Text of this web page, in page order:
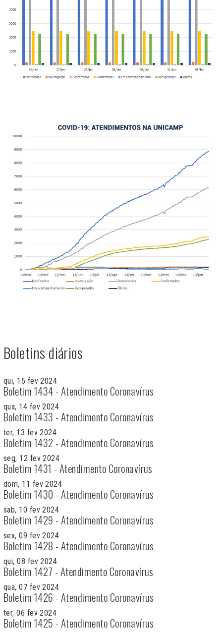
Boletins diários
qui, 15 fev 2024
Boletim 1434 - Atendimento Coronavírus
qua, 14 fev 2024
Boletim 1433 - Atendimento Coronavírus
ter, 13 fev 2024
Boletim 1432 - Atendimento Coronavírus
seg, 12 fev 2024
Boletim 1431 - Atendimento Coronavírus
dom, 11 fev 2024
Boletim 1430 - Atendimento Coronavírus
sab, 10 fev 2024
Boletim 1429 - Atendimento Coronavírus
sex, 09 fev 2024
Boletim 1428 - Atendimento Coronavírus
qui, 08 fev 2024
Boletim 1427 - Atendimento Coronavírus
qua, 07 fev 2024
Boletim 1426 - Atendimento Coronavírus
ter, 06 fev 2024
Boletim 1425 - Atendimento Coronavírus